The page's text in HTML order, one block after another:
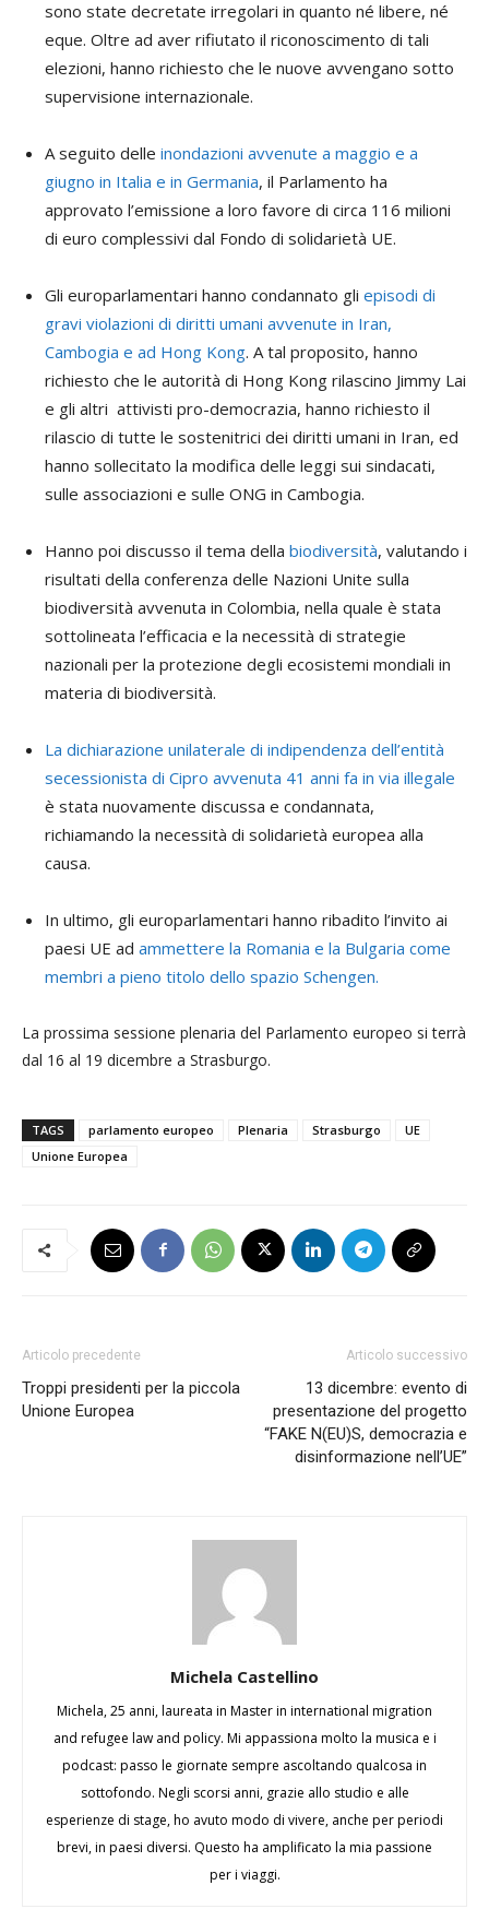
sono state decretate irregolari in quanto né libere, né
eque. Oltre ad aver rifiutato il riconoscimento di tali
elezioni, hanno richiesto che le nuove avvengano sotto
supervisione internazionale.
A seguito delle inondazioni avvenute a maggio e a
giugno in Italia e in Germania, il Parlamento ha
approvato l’emissione a loro favore di circa 116 milioni
di euro complessivi dal Fondo di solidarietà UE.
Gli europarlamentari hanno condannato gli episodi di
gravi violazioni di diritti umani avvenute in Iran,
Cambogia e ad Hong Kong. A tal proposito, hanno
richiesto che le autorità di Hong Kong rilascino Jimmy Lai
e gli altri attivisti pro-democrazia, hanno richiesto il
rilascio di tutte le sostenitrici dei diritti umani in Iran, ed
hanno sollecitato la modifica delle leggi sui sindacati,
sulle associazioni e sulle ONG in Cambogia.
Hanno poi discusso il tema della biodiversità, valutando i
risultati della conferenza delle Nazioni Unite sulla
biodiversità avvenuta in Colombia, nella quale è stata
sottolineata l’efficacia e la necessità di strategie
nazionali per la protezione degli ecosistemi mondiali in
materia di biodiversità.
La dichiarazione unilaterale di indipendenza dell’entità
secessionista di Cipro avvenuta 41 anni fa in via illegale
è stata nuovamente discussa e condannata,
richiamando la necessità di solidarietà europea alla
causa.
In ultimo, gli europarlamentari hanno ribadito l’invito ai
paesi UE ad ammettere la Romania e la Bulgaria come
membri a pieno titolo dello spazio Schengen.
La prossima sessione plenaria del Parlamento europeo si terrà
dal 16 al 19 dicembre a Strasburgo.
TAGS parlamento europeo Plenaria Strasburgo
UE
Unione Europea
Articolo precedente
Troppi presidenti per la piccola
Unione Europea
Articolo successivo
13 dicembre: evento di
presentazione del progetto
“FAKE N(EU)S, democrazia e
disinformazione nell’UE”
Michela Castellino
Michela, 25 anni, laureata in Master in international migration
and refugee law and policy. Mi appassiona molto la musica e i
podcast: passo le giornate sempre ascoltando qualcosa in
sottofondo. Negli scorsi anni, grazie allo studio e alle
esperienze di stage, ho avuto modo di vivere, anche per periodi
brevi, in paesi diversi. Questo ha amplificato la mia passione
per i viaggi.